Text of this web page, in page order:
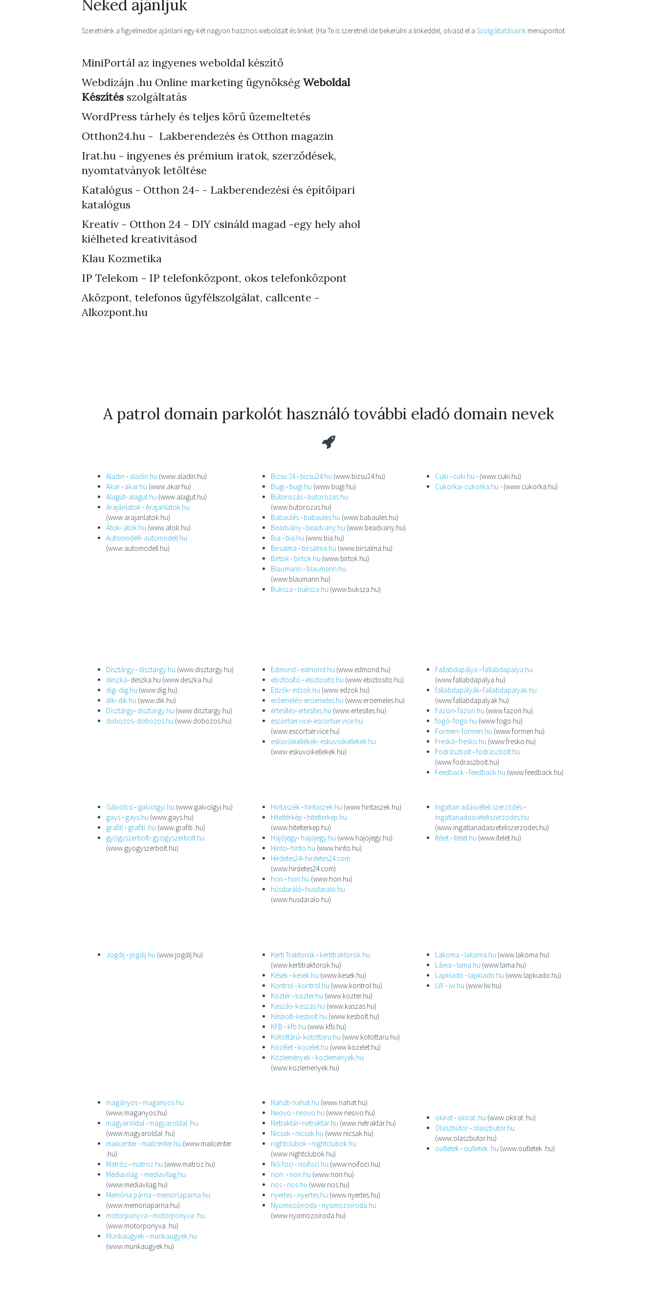
Neked ajánljuk
Szeretnénk a figyelmedbe ajánlani egy-két nagyon hasznos weboldalt és linket. (Ha Te is szeretnél ide bekerülni a linkeddel, olvasd el a Szolgáltatásaink menüpontot.
MiniPortál az ingyenes weboldal készítő
Webdizájn .hu Online marketing ügynökség Weboldal
Készítésszolgáltatás
WordPress tárhely és teljes körű üzemeltetés
Otthon24.hu - Lakberendezés és Otthon magazin
Irat.hu - ingyenes és prémium iratok, szerződések,
nyomtatványok letöltése
Katalógus - Otthon 24- - Lakberendezési és építőipari
katalógus
Kreatív - Otthon 24 - DIY csináld magad -egy hely ahol
kiélheted kreativitásod
Klau Kozmetika
IP Telekom - IP telefonközpont, okos telefonközpont
Aközpont, telefonos ügyfélszolgálat, callcente -
Alkozpont.hu
A patrol domain parkolót használó további eladó domain nevek
Aladin - aladin.hu (www.aladin.hu)
Akar- akar.hu (www.akar.hu)
Alagút- alagut.hu (www.alagut.hu)
Árajánlatok-Arajanlatok.hu
(www.arajanlatok.hu)
Átok- atok.hu (www.atok.hu)
Automodell- automodell.hu
(www.automodell.hu)
Bizsu 24- bizsu24.hu (www.bizsu24.hu)
Bugi- bugi.hu (www.bugi.hu)
Bútorozás- butorozas.hu
(www.butorozas.hu)
Babaülés- babaules.hu (www.babaules.hu)
Beadvány- beadvany.hu (www.beadvany.hu)
Bia - bia.hu (www.bia.hu)
Birsalma - birsalma.hu (www.birsalma.hu)
Birtok- birtok.hu (www.birtok.hu)
Blaumann - blaumann.hu
(www.blaumann.hu)
Buksza - buksza.hu (www.buksza.hu)
Cuki- cuki.hu - (www.cuki.hu)
Cukorka- cukorka.hu - (www.cukorka.hu)
Dísztárgy- disztargy.hu (www.disztargy.hu)
deszka- deszka.hu (www.deszka.hu)
dig- dig.hu (www.dig.hu)
dik- dik.hu (www.dik.hu)
Dísztárgy- disztargy.hu (www.disztargy.hu)
dobozos- dobozos.hu (www.dobozos.hu)
Edmond - edmond.hu (www.edmond.hu)
ebiztosító - ebiztosito.hu (www.ebiztosito.hu)
Edzők- edzok.hu (www.edzok.hu)
erőemelés- eroemeles.hu (www.eroemeles.hu)
értesítés- ertesites.hu (www.ertesites.hu)
escortservice- escortservice.hu
(www.escortservice.hu)
esküvőikellékek- eskuvoikellekek.hu
(www.eskuvoikellekek.hu)
Fallabdapálya -fallabdapalya.hu
(www.fallabdapalya.hu)
fallabdapályák-fallabdapalyak.hu
(www.fallabdapalyak.hu)
Fazon-fazon.hu (www.fazon.hu)
fogó-fogo.hu (www.fogo.hu)
Formen-formen.hu (www.formen.hu)
Freskó-fresko.hu (www.fresko.hu)
Fodrászbolt-fodraszbolt.hu
(www.fodraszbolt.hu)
Feedback-feedback.hu (www.feedback.hu)
Gálvölcsi- galvolgyi.hu (www.galvolgyi.hu)
gays- gays.hu (www.gays.hu)
grafiti- grafiti .hu (www.grafiti .hu)
gyógyszerbolt- gyogyszerbolt.hu
(www.gyogyszerbolt.hu)
Hintaszék- hintaszek.hu (www.hintaszek.hu)
Hiteltérkép - hitelterkep.hu
(www.hitelterkep.hu)
Hajójegy- hajojegy.hu (www.hajojegy.hu)
Hinto- hinto.hu (www.hinto.hu)
Hirdetes24- hirdetes24.com
(www.hirdetes24.com)
hon - hon.hu (www.hon.hu)
húsdaráló- husdaralo.hu
(www.husdaralo.hu)
Ingatlan adásvételi szerződés-
ingatlanadasveteliszerzodes.hu
(www.ingatlanadasveteliszerzodes.hu)
ítélet- itelet.hu (www.itelet.hu)
Jogdíj- jogdij.hu (www.jogdij.hu) Kerti Traktorok- kertitraktorok.hu
(www.kertitraktorok.hu)
Kések- kesek.hu (www.kesek.hu)
Kontrol- kontrol.hu (www.kontrol.hu)
Köztér- kozter.hu (www.kozter.hu)
Kaszás- kaszas.hu (www.kaszas.hu)
Késbolt- kesbolt.hu (www.kesbolt.hu)
KFB -kfb.hu (www.kfb.hu)
Kötöttárú- kotottaru.hu (www.kotottaru.hu)
Közélet- kozelet.hu (www.kozelet.hu)
Közlemények- kozlemenyek.hu
(www.kozlemenyek.hu)
Lakoma - lakoma.hu (www.lakoma.hu)
Láma - lama.hu (www.lama.hu)
Lapkiadó - lapkiado.hu (www.lapkiado.hu)
LW- lw.hu (www.lw.hu)
magányos- maganyos.hu
(www.maganyos.hu)
magyaroldal- magyaroldal .hu
(www.magyaroldal .hu)
mailcenter- mailcenter.hu (www.mailcenter
.hu)
Matróz- matroz.hu (www.matroz.hu)
Médiavilág - mediavilag.hu
(www.mediavilag.hu)
Memória párna - memoriaparna.hu
(www.memoriaparna.hu)
motorponyva - motorponyva .hu
(www.motorponyva .hu)
Munkaügyek- munkaugyek.hu
(www.munkaugyek.hu)
Nahát- nahat.hu (www.nahat.hu)
Neovo - neovo.hu (www.neovo.hu)
Netraktár- netraktar.hu (www.netraktar.hu)
Nicsak- nicsak.hu (www.nicsak.hu)
nightclubok- nightclubok.hu
(www.nightclubok.hu)
Női foci- noifoci.hu (www.noifoci.hu)
non - non.hu (www.non.hu)
nos- nos.hu (www.nos.hu)
nyertes- nyertes.hu (www.nyertes.hu)
Nyomozóiroda - nyomozoiroda.hu
(www.nyomozoiroda.hu)
okirat- okirat .hu (www.okirat .hu)
Olaszbútor- olaszbutor.hu
(www.olaszbutor.hu)
outletek- outletek .hu (www.outletek .hu)